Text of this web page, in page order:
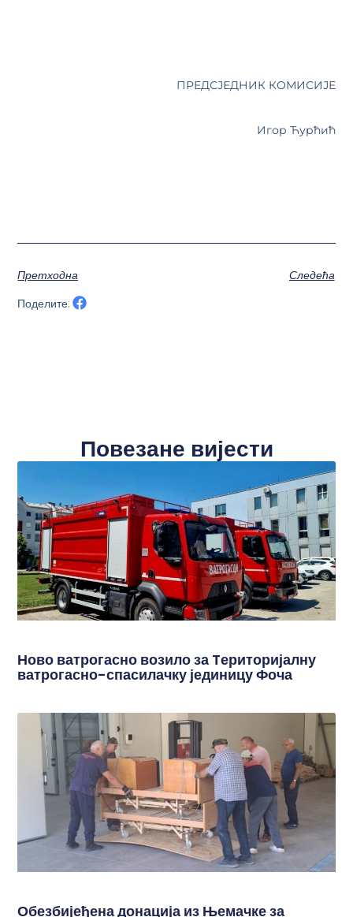
ПРЕДСЈЕДНИК КОМИСИЈЕ
Игор Ћурћић
Претходна
Следећа
Поделите:
Повезане вијести
Ново ватрогасно возило за Tериторијалну
ватрогасно-спасилачку јединицу Фоча
Обезбијеђена донација из Њемачке за